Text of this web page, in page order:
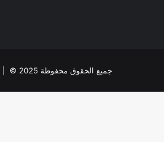
جميع الحقوق محفوظة 2025 © |